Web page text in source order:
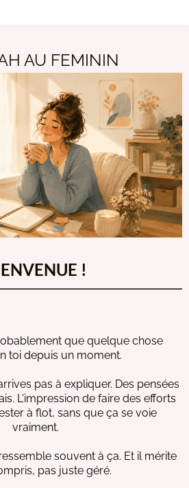
AU FEMININ
!
que quelque chose
toi depuis un moment.
pas à expliquer. Des pensées
L'impression de faire des efforts
à flot, sans que ça se voie
vraiment.
souvent à ça. Et il mérite
pas juste géré.